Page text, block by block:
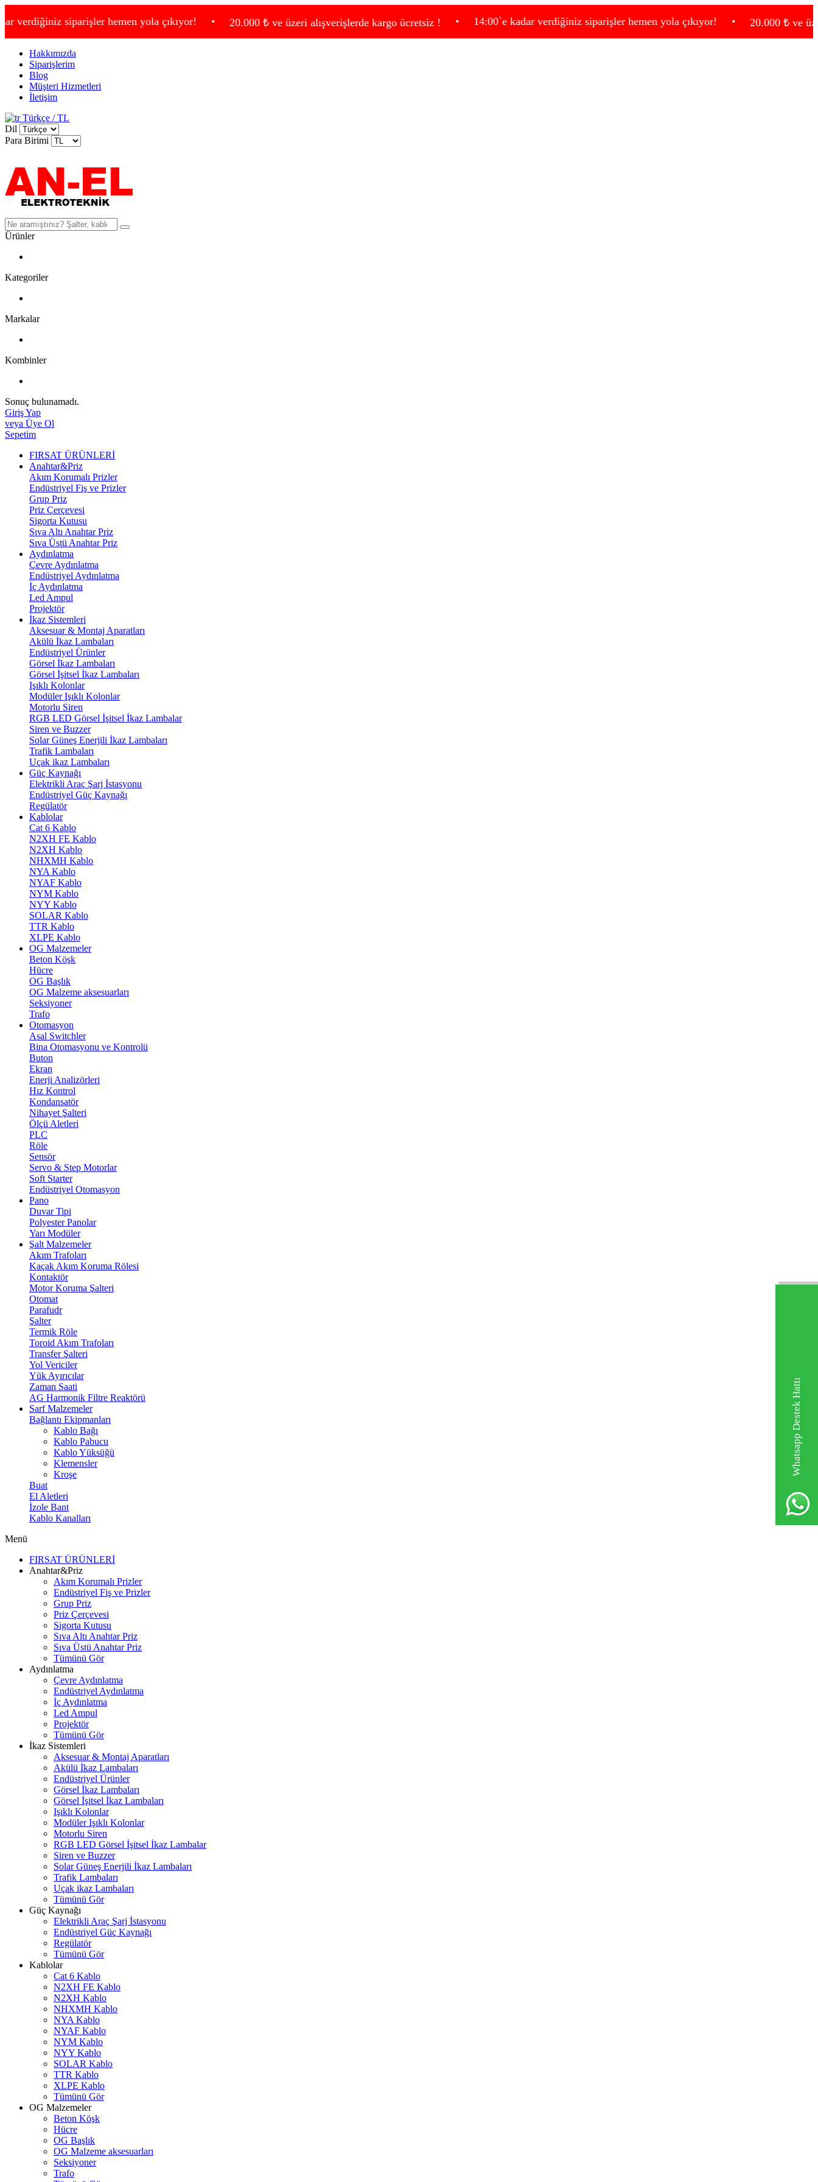
siparişler hemen yola çıkıyor! • 20.000 ₺ ve üzeri alışverişlerde kargo ücretsiz ! • 14:00`e kadar verdiğiniz siparişler hemen yola çıkıyor! • 20.000 ₺ ve üzeri
Whatsapp Destek Hattı
Hakkımızda
Siparişlerim
Blog
Müşteri Hizmetleri
İletişim
Türkçe / TL
Dil
Para Birimi
Ürünler
Kategoriler
Markalar
Kombinler
Sonuç bulunamadı.
Giriş Yap
veya Üye Ol
Sepetim
FIRSAT ÜRÜNLERİ
Anahtar&Priz
Akım Korumalı Prizler
Endüstriyel Fiş ve Prizler
Grup Priz
Priz Çerçevesi
Sigorta Kutusu
Sıva Altı Anahtar Priz
Sıva Üstü Anahtar Priz
Aydınlatma
Çevre Aydınlatma
Endüstriyel Aydınlatma
İç Aydınlatma
Led Ampul
Projektör
İkaz Sistemleri
Aksesuar & Montaj Aparatları
Akülü İkaz Lambaları
Endüstriyel Ürünler
Görsel İkaz Lambaları
Görsel İşitsel İkaz Lambaları
Işıklı Kolonlar
Modüler Işıklı Kolonlar
Motorlu Siren
RGB LED Görsel İşitsel İkaz Lambalar
Siren ve Buzzer
Solar Güneş Enerjili İkaz Lambaları
Trafik Lambaları
Uçak ikaz Lambaları
Güç Kaynağı
Elektrikli Araç Şarj İstasyonu
Endüstriyel Güç Kaynağı
Regülatör
Kablolar
Cat 6 Kablo
N2XH FE Kablo
N2XH Kablo
NHXMH Kablo
NYA Kablo
NYAF Kablo
NYM Kablo
NYY Kablo
SOLAR Kablo
TTR Kablo
XLPE Kablo
OG Malzemeler
Beton Köşk
Hücre
OG Başlık
OG Malzeme aksesuarları
Seksiyoner
Trafo
Otomasyon
Asal Switchler
Bina Otomasyonu ve Kontrolü
Buton
Ekran
Enerji Analizörleri
Hız Kontrol
Kondansatör
Nihayet Şalteri
Ölçü Aletleri
PLC
Röle
Sensör
Servo & Step Motorlar
Soft Starter
Endüstriyel Otomasyon
Pano
Duvar Tipi
Polyester Panolar
Yarı Modüler
Şalt Malzemeler
Akım Trafoları
Kaçak Akım Koruma Rölesi
Kontaktör
Motor Koruma Şalteri
Otomat
Parafudr
Şalter
Termik Röle
Toroid Akım Trafoları
Transfer Şalteri
Yol Vericiler
Yük Ayırıcılar
Zaman Saati
AG Harmonik Filtre Reaktörü
Sarf Malzemeler
Bağlantı Ekipmanları
Kablo Bağı
Kablo Pabucu
Kablo Yüksüğü
Klemensler
Kroşe
Buat
El Aletleri
İzole Bant
Kablo Kanalları
Menü
FIRSAT ÜRÜNLERİ
Anahtar&Priz
Akım Korumalı Prizler
Endüstriyel Fiş ve Prizler
Grup Priz
Priz Çerçevesi
Sigorta Kutusu
Sıva Altı Anahtar Priz
Sıva Üstü Anahtar Priz
Tümünü Gör
Aydınlatma
Çevre Aydınlatma
Endüstriyel Aydınlatma
İç Aydınlatma
Led Ampul
Projektör
Tümünü Gör
İkaz Sistemleri
Aksesuar & Montaj Aparatları
Akülü İkaz Lambaları
Endüstriyel Ürünler
Görsel İkaz Lambaları
Görsel İşitsel İkaz Lambaları
Işıklı Kolonlar
Modüler Işıklı Kolonlar
Motorlu Siren
RGB LED Görsel İşitsel İkaz Lambalar
Siren ve Buzzer
Solar Güneş Enerjili İkaz Lambaları
Trafik Lambaları
Uçak ikaz Lambaları
Tümünü Gör
Güç Kaynağı
Elektrikli Araç Şarj İstasyonu
Endüstriyel Güç Kaynağı
Regülatör
Tümünü Gör
Kablolar
Cat 6 Kablo
N2XH FE Kablo
N2XH Kablo
NHXMH Kablo
NYA Kablo
NYAF Kablo
NYM Kablo
NYY Kablo
SOLAR Kablo
TTR Kablo
XLPE Kablo
Tümünü Gör
OG Malzemeler
Beton Köşk
Hücre
OG Başlık
OG Malzeme aksesuarları
Seksiyoner
Trafo